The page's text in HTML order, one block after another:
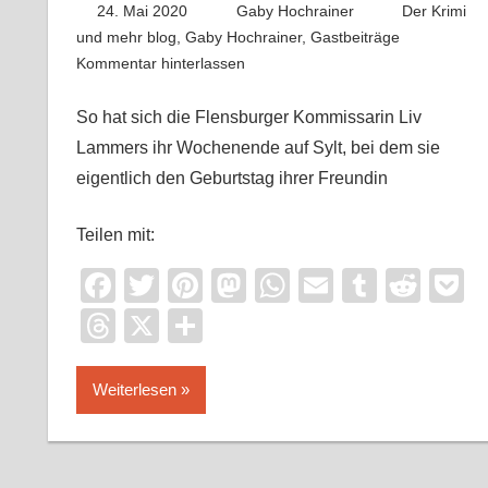
24. Mai 2020 Gaby Hochrainer
Der Krimi
und mehr blog Gaby Hochrainer, Gastbeiträge
Kommentar hinterlassen
So hat sich die Flensburger Kommissarin Liv
Lammers ihr Wochenende auf Sylt, bei dem sie
eigentlich den Geburtstag ihrer Freundin
Teilen mit:
Facebook
TwitterPinterest
Mastodon
WhatsApp
EmailTumblr
Threads
X
Weiterlesen